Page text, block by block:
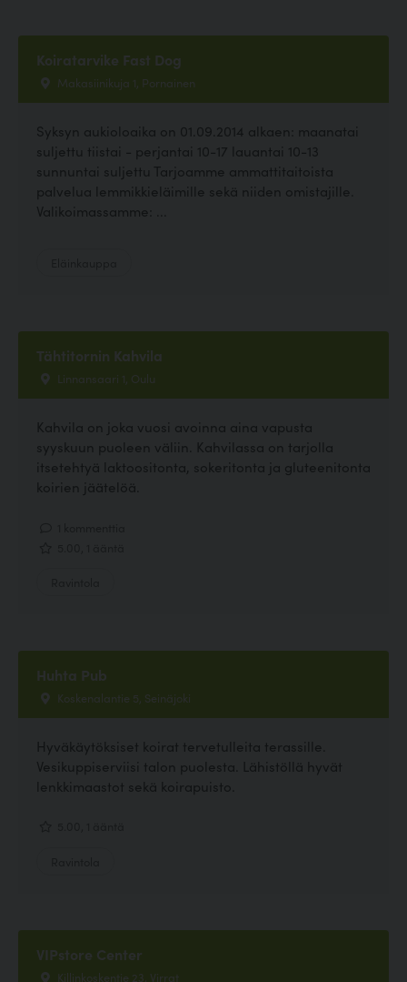
Koiratarvike Fast Dog
Makasiinikuja 1, Pornainen
Syksyn aukioloaika on 01.09.2014 alkaen: maanatai
suljettu tiistai - perjantai 10-17 lauantai 10-13
sunnuntai suljettu Tarjoamme ammattitaitoista
palvelua lemmikkieläimille sekä niiden omistajille.
Valikoimassamme: ...
Tähtitornin Kahvila
Linnansaari 1, Oulu
Kahvila on joka vuosi avoinna aina vapusta
syyskuun puoleen väliin. Kahvilassa on tarjolla
itsetehtyä laktoositonta, sokeritonta ja gluteenitonta
koirien jäätelöä.
Huhta Pub
Koskenalantie 5, Seinäjoki
Hyväkäytöksiset koirat tervetulleita terassille.
Vesikuppiserviisi talon puolesta. Lähistöllä hyvät
lenkkimaastot sekä koirapuisto.
VIPstore Center
Killinkoskentie 23, Virrat